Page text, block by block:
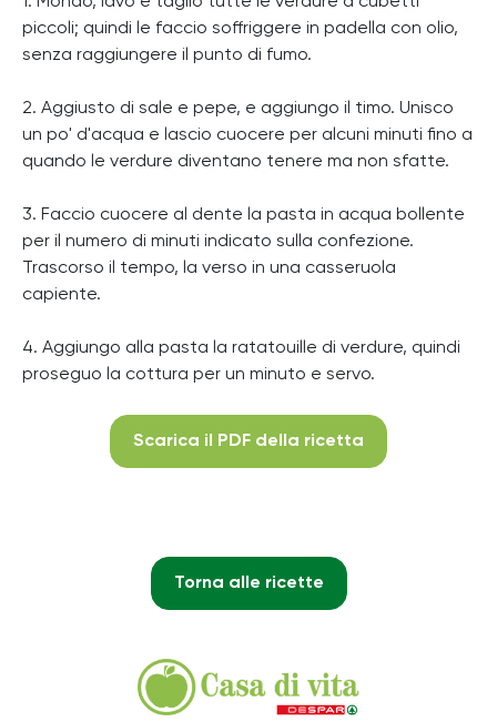
piccoli; quindi le faccio soffriggere in padella con olio,
senza raggiungere il punto di fumo.
2. Aggiusto di sale e pepe, e aggiungo il timo. Unisco
un po' d'acqua e lascio cuocere per alcuni minuti fino a
quando le verdure diventano tenere ma non sfatte.
3. Faccio cuocere al dente la pasta in acqua bollente
per il numero di minuti indicato sulla confezione.
Trascorso il tempo, la verso in una casseruola
capiente.
4. Aggiungo alla pasta la ratatouille di verdure, quindi
proseguo la cottura per un minuto e servo.
Scarica il PDF della ricetta
Torna alle ricette